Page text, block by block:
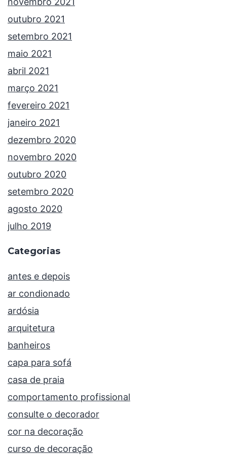
outubro 2021
setembro 2021
maio 2021
abril 2021
março 2021
fevereiro 2021
janeiro 2021
dezembro 2020
novembro 2020
outubro 2020
setembro 2020
agosto 2020
julho 2019
Categorias
antes e depois
ar condionado
ardósia
arquitetura
banheiros
capa para sofá
casa de praia
comportamento profissional
consulte o decorador
cor na decoração
curso de decoração